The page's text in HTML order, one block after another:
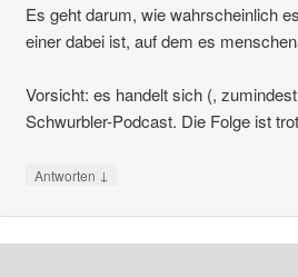
Es geht darum, wie wahrscheinlich
einer dabei ist, auf dem es
Vorsicht: es handelt sich (,
Schwurbler-Podcast. Die Folge ist
Antworten ↓